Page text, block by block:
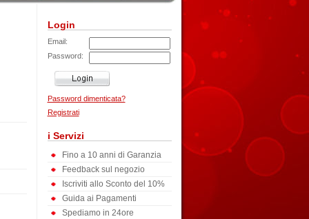
Login
Email:
Password:
Password dimenticata?
Registrati
i Servizi
Fino a 10 anni di Garanzia
Feedback sul negozio
Iscriviti allo Sconto del 10%
Guida ai Pagamenti
Spediamo in 24ore